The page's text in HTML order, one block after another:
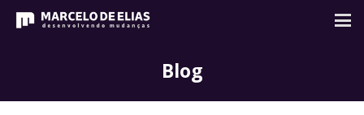
Blog